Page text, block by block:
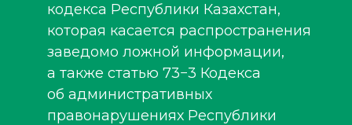
кодекса Республики Казахстан,
которая касается распространения
заведомо ложной информации,
а также статью 73−3 Кодекса
об административных
правонарушениях Республики